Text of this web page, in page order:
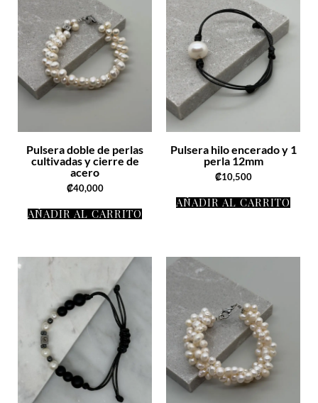
Pulsera doble de perlas
cultivadas y cierre de
acero
₡40,000
AÑADIR AL CARRITO
Pulsera hilo encerado y 1
perla 12mm
₡10,500
AÑADIR AL CARRITO